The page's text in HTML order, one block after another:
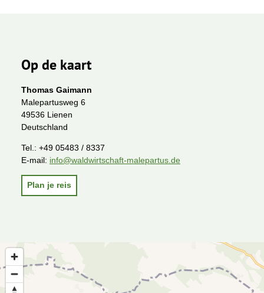
Op de kaart
Thomas Gaimann
Malepartusweg 6
49536 Lienen
Deutschland
Tel.: +49 05483 / 8337
E-mail: info@waldwirtschaft-malepartus.de
Plan je reis